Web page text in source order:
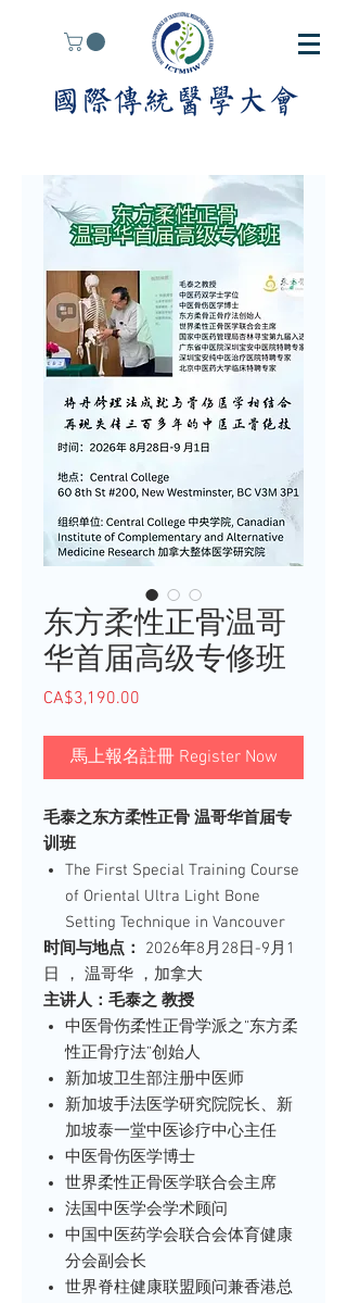
东方柔性正骨温哥
华首届高级专修班
CA$3,190.00
馬上報名註冊 Register Now
毛泰之东方柔性正骨 温哥华首届专
训班
The First Special Training Course
of Oriental Ultra Light Bone
Setting Technique in Vancouver
时间与地点：
2026年8月28日-9月1
日 ， 温哥华 ，加拿大
主讲人：毛泰之 教授
中医骨伤柔性正骨学派之“东方柔
性正骨疗法”创始人
新加坡卫生部注册中医师
新加坡手法医学研究院院长、新
加坡泰一堂中医诊疗中心主任
中医骨伤医学博士
世界柔性正骨医学联合会主席
法国中医学会学术顾问
中国中医药学会联合会体育健康
分会副会长
世界脊柱健康联盟顾问兼香港总